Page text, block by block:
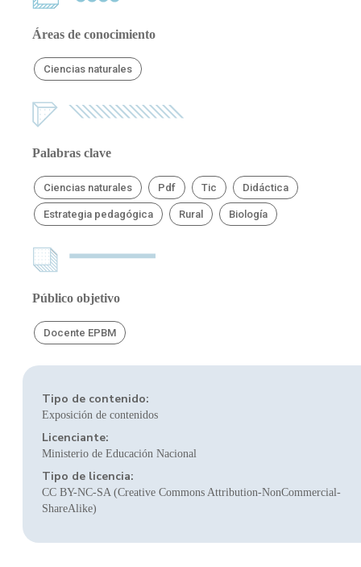
Áreas de conocimiento
Ciencias naturales
Palabras clave
Ciencias naturales Pdf Tic Didáctica
Estrategia pedagógica Rural Biología
Público objetivo
Docente EPBM
Tipo de contenido:
Exposición de contenidos
Licenciante:
Ministerio de Educación Nacional
Tipo de licencia:
CC BY-NC-SA (Creative Commons Attribution-NonCommercial-
ShareAlike)